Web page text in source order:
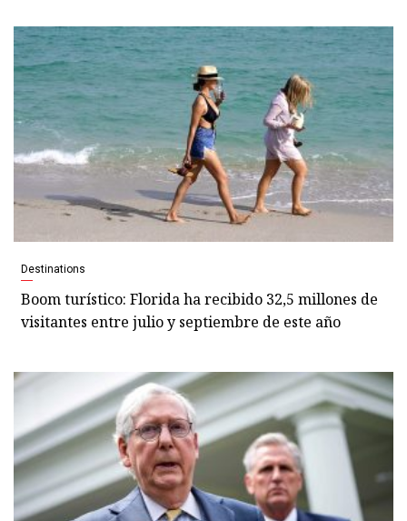
Destinations
Boom turístico: Florida ha recibido 32,5 millones de
visitantes entre julio y septiembre de este año